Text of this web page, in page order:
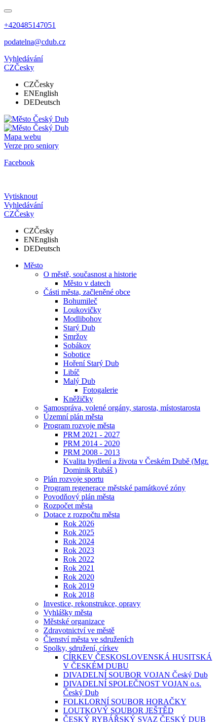
+420485147051
podatelna@cdub.cz
Vyhledávání
CZČesky
CZČesky
ENEnglish
DEDeutsch
Mapa webu
Verze pro seniory
Facebook
Vytisknout
Vyhledávání
CZČesky
CZČesky
ENEnglish
DEDeutsch
Město
O městě, současnost a historie
Město v datech
Části města, začleněné obce
Bohumileč
Loukovičky
Modlibohov
Starý Dub
Smržov
Sobákov
Sobotice
Hoření Starý Dub
Libíč
Malý Dub
Fotogalerie
Kněžičky
Samospráva, volené orgány, starosta, místostarosta
Územní plán města
Program rozvoje města
PRM 2021 - 2027
PRM 2014 - 2020
PRM 2008 - 2013
Kvalita bydlení a života v Českém Dubě (Mgr.
Dominik Rubáš )
Plán rozvoje sportu
Program regenerace městské památkové zóny
Povodňový plán města
Rozpočet města
Dotace z rozpočtu města
Rok 2026
Rok 2025
Rok 2024
Rok 2023
Rok 2022
Rok 2021
Rok 2020
Rok 2019
Rok 2018
Investice, rekonstrukce, opravy
Vyhlášky města
Městské organizace
Zdravotnictví ve městě
Členství města ve sdruženích
Spolky, sdružení, církev
CÍRKEV ČESKOSLOVENSKÁ HUSITSKÁ
V ČESKÉM DUBU
DIVADELNÍ SOUBOR VOJAN Český Dub
DIVADELNÍ SPOLEČNOST VOJAN o.s.
Český Dub
FOLKLORNÍ SOUBOR HORAČKY
LOUTKOVÝ SOUBOR JEŠTĚD
ČESKÝ RYBÁŘSKÝ SVAZ ČESKÝ DUB